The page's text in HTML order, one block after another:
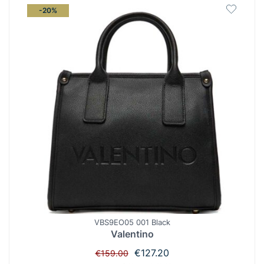
-20%
VBS9EO05 001 Black
Valentino
€159.00
Original
€127.20Η